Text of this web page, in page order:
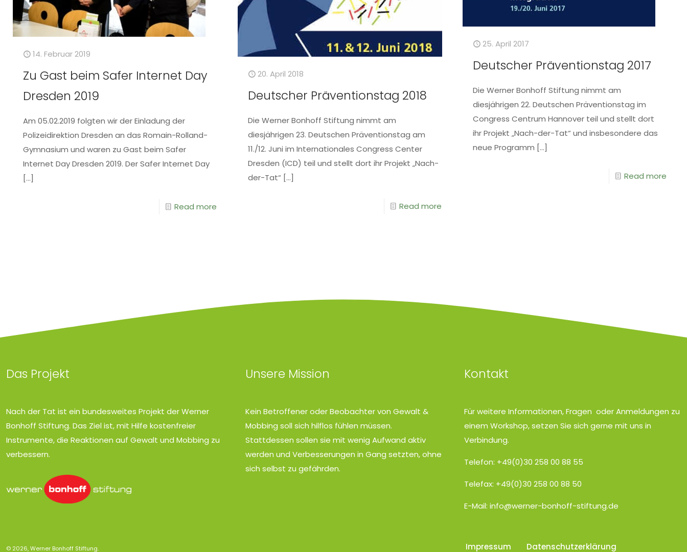
14. Februar 2019
Zu Gast beim Safer Internet Day
Dresden 2019
Am 05.02.2019 folgten wir der Einladung der
Polizeidirektion Dresden an das Romain-Rolland-
Gymnasium und waren zu Gast beim Safer
Internet Day Dresden 2019. Der Safer Internet Day
[…]
Read more
20. April 2018
Deutscher Präventionstag 2018
Die Werner Bonhoff Stiftung nimmt am
diesjährigen 23. Deutschen Präventionstag am
11./12. Juni im Internationales Congress Center
Dresden (ICD) teil und stellt dort ihr Projekt „Nach-
der-Tat“ […]
Read more
25. April 2017
Deutscher Präventionstag 2017
Die Werner Bonhoff Stiftung nimmt am
diesjährigen 22. Deutschen Präventionstag im
Congress Centrum Hannover teil und stellt dort
ihr Projekt „Nach-der-Tat“ und insbesondere das
neue Programm […]
Read more
Das Projekt
Nach der Tat ist ein bundesweites Projekt der Werner
Bonhoff Stiftung. Das Ziel ist, mit Hilfe kostenfreier
Instrumente, die Reaktionen auf Gewalt und Mobbing zu
verbessern.
Unsere Mission
Kein Betroffener oder Beobachter von Gewalt &
Mobbing soll sich hilflos fühlen müssen.
Stattdessen sollen sie mit wenig Aufwand aktiv
werden und Verbesserungen in Gang setzten, ohne
sich selbst zu gefährden.
Kontakt
Für weitere Informationen, Fragen oder Anmeldungen zu
einem Workshop, setzen Sie sich gerne mit uns in
Verbindung.
Telefon: +49(0)30 258 00 88 55
Telefax: +49(0)30 258 00 88 50
E-Mail: info@werner-bonhoff-stiftung.de
© 2026, Werner Bonhoff Stiftung. Impressum Datenschutzerklärung